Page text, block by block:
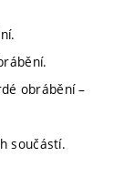
obrábění –
součástí.